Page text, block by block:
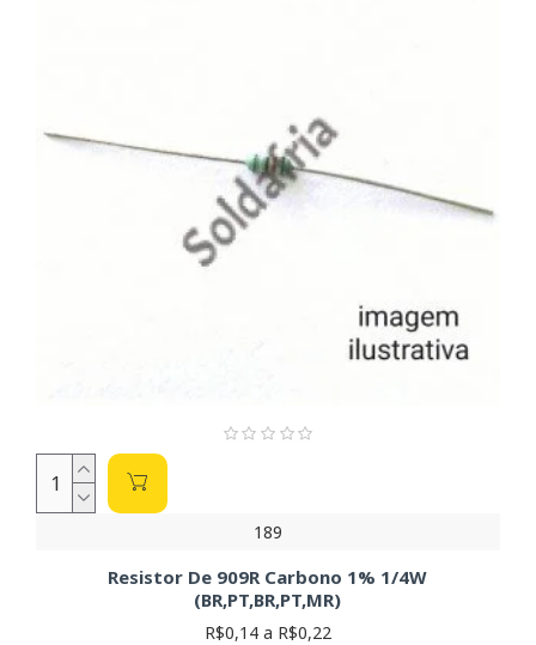
189
Resistor De 909R Carbono 1% 1/4W
(BR,PT,BR,PT,MR)
R$0,14 a R$0,22